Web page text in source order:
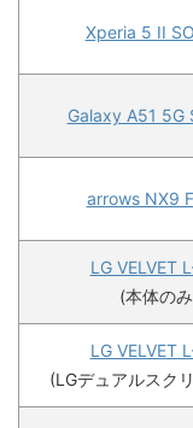
Xperia 5 II
Galaxy A51 5G
arrows NX9
LG VELVET
(本体の
LG VELVET
(LGデュアルスク